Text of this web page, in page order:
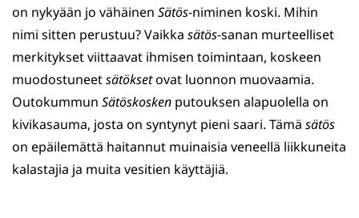
on nykyään jo vähäinen Sätös-niminen koski. Mihin
nimi sitten perustuu? Vaikka sätös-sanan murteelliset
merkitykset viittaavat ihmisen toimintaan, koskeen
muodostuneetsätöksetovat luonnon muovaamia.
Outokummun Sätöskosken putouksen alapuolella on
kivikasauma, josta on syntynyt pieni saari. Tämä sätös
on epäilemättä haitannut muinaisia veneellä liikkuneita
kalastajia ja muita vesitien käyttäjiä.